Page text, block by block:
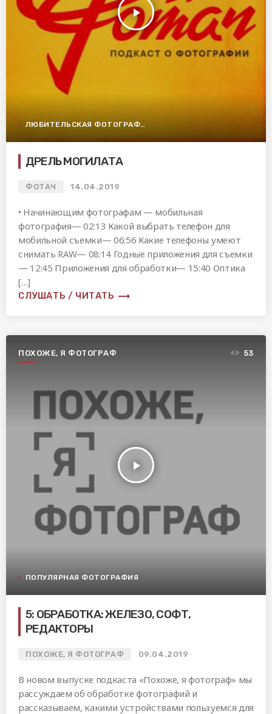
play_arrow
ЛЮБИТЕЛЬСКАЯ ФОТОГРАФИЯ
ДРЕЛЬ МОГИЛАТА
ФОТАЧ 14.04.2019
• Начинающим фотографам — мобильная
фотография— 02:13 Какой выбрать телефон для
мобильной съемки— 06:56 Какие телефоны умеют
снимать RAW— 08:14 Годные приложения для съемки
— 12:45 Приложения для обработки— 15:40 Оптика
[…]
СЛУШАТЬ / ЧИТАТЬ trending_flat
ПОХОЖЕ, Я ФОТОГРАФ
play_arrow
53
ПОПУЛЯРНАЯ ФОТОГРАФИЯ
5: ОБРАБОТКА: ЖЕЛЕЗО, СОФТ,
РЕДАКТОРЫ
ПОХОЖЕ, Я ФОТОГРАФ 09.04.2019
В новом выпуске подкаста «Похоже, я фотограф» мы
рассуждаем об обработке фотографий и
рассказываем, какими устройствами пользуемся для